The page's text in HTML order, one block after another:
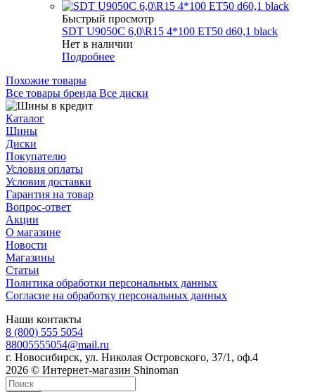
Быстрый просмотр
SDT U9050C 6,0\R15 4*100 ET50 d60,1 black
Нет в наличии
Подробнее
Похожие товары
Все товары бренда Все диски
Каталог
Шины
Диски
Покупателю
Условия оплаты
Условия доставки
Гарантия на товар
Вопрос-ответ
Акции
О магазине
Новости
Магазины
Статьи
Политика обработки персональных данных
Согласие на обработку персональных данных
Наши контакты
8 (800) 555 5054
88005555054@mail.ru
г. Новосибирск, ул. Николая Островского, 37/1, оф.4
2026 © Интернет-магазин Shinoman